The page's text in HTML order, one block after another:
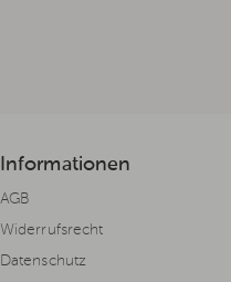
Informationen
AGB
Widerrufsrecht
Datenschutz